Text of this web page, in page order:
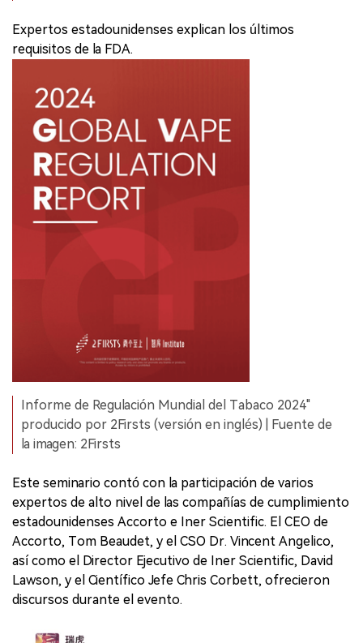
Expertos estadounidenses explican los últimos
requisitos de la FDA.
Informe de Regulación Mundial del Tabaco 2024"
producido por 2Firsts (versión en inglés) | Fuente de
la imagen: 2Firsts
Este seminario contó con la participación de varios
expertos de alto nivel de las compañías de cumplimiento
estadounidenses Accorto e Iner Scientific. El CEO de
Accorto, Tom Beaudet, y el CSO Dr. Vincent Angelico,
así como el Director Ejecutivo de Iner Scientific, David
Lawson, y el Científico Jefe Chris Corbett, ofrecieron
discursos durante el evento.